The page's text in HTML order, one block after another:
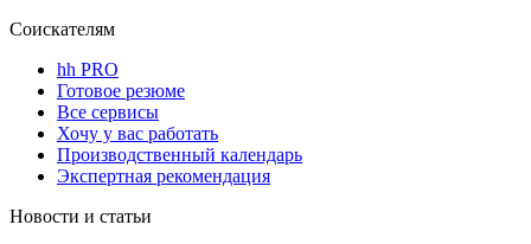
Соискателям
hh PRO
Готовое резюме
Все сервисы
Хочу у вас работать
Производственный календарь
Экспертная рекомендация
Новости и статьи